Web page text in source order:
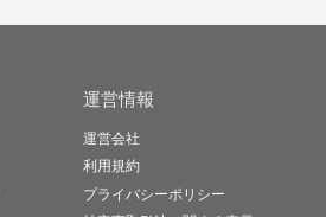
運営情報
運営会社
利用規約
プライバシーポリシー